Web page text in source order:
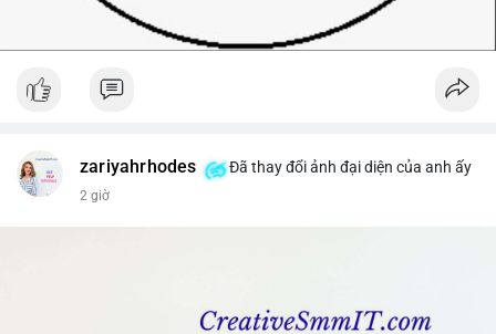
zariyahrhodes Đã thay đổi ảnh đại diện của anh ấy
2 giờ